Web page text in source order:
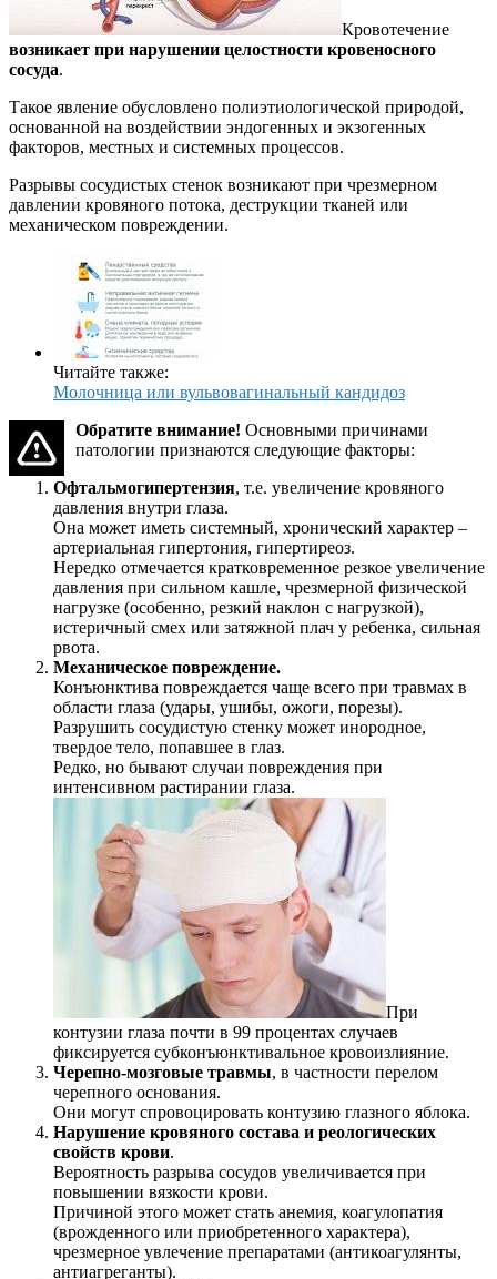
Кровотечение
возникает при нарушении целостности кровеносного
сосуда.
Такое явление обусловлено полиэтиологической природой,
основанной на воздействии эндогенных и экзогенных
факторов, местных и системных процессов.
Разрывы сосудистых стенок возникают при чрезмерном
давлении кровяного потока, деструкции тканей или
механическом повреждении.
Читайте также:
Молочница или вульвовагинальный кандидоз
Обратите внимание! Основными причинами
патологии признаются следующие факторы:
Офтальмогипертензия, т.е. увеличение кровяного
давления внутри глаза.
Она может иметь системный, хронический характер –
артериальная гипертония, гипертиреоз.
Нередко отмечается кратковременное резкое увеличение
давления при сильном кашле, чрезмерной физической
нагрузке (особенно, резкий наклон с нагрузкой),
истеричный смех или затяжной плач у ребенка, сильная
рвота.
Механическое повреждение.
Конъюнктива повреждается чаще всего при травмах в
области глаза (удары, ушибы, ожоги, порезы).
Разрушить сосудистую стенку может инородное,
твердое тело, попавшее в глаз.
Редко, но бывают случаи повреждения при
интенсивном растирании глаза.
При
контузии глаза почти в 99 процентах случаев
фиксируется субконъюнктивальное кровоизлияние.
Черепно-мозговые травмы, в частности перелом
черепного основания.
Они могут спровоцировать контузию глазного яблока.
Нарушение кровяного состава и реологических
свойств крови.
Вероятность разрыва сосудов увеличивается при
повышении вязкости крови.
Причиной этого может стать анемия, коагулопатия
(врожденного или приобретенного характера),
чрезмерное увлечение препаратами (антикоагулянты,
антиагреганты).